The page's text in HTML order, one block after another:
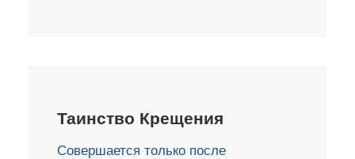
Таинство Крещения
Совершается только после